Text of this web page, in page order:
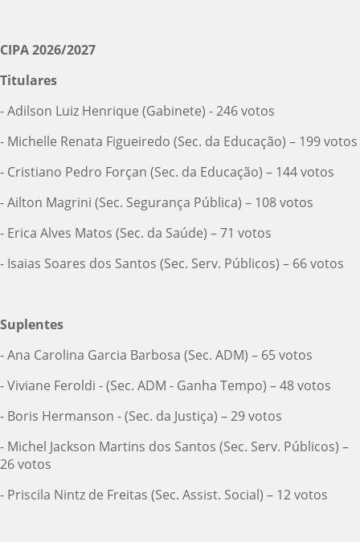
CIPA 2026/2027
Titulares
- Adilson Luiz Henrique (Gabinete) - 246 votos
- Michelle Renata Figueiredo (Sec. da Educação) – 199 votos
- Cristiano Pedro Forçan (Sec. da Educação) – 144 votos
- Ailton Magrini (Sec. Segurança Pública) – 108 votos
- Erica Alves Matos (Sec. da Saúde) – 71 votos
- Isaias Soares dos Santos (Sec. Serv. Públicos) – 66 votos
Suplentes
- Ana Carolina Garcia Barbosa (Sec. ADM) – 65 votos
- Viviane Feroldi - (Sec. ADM - Ganha Tempo) – 48 votos
- Boris Hermanson - (Sec. da Justiça) – 29 votos
- Michel Jackson Martins dos Santos (Sec. Serv. Públicos) –
26 votos
- Priscila Nintz de Freitas (Sec. Assist. Social) – 12 votos